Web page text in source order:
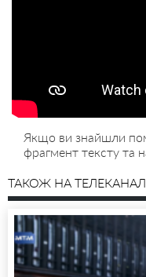
Якщо ви знайшли
фрагмент тексту та
ТАКОЖ НА